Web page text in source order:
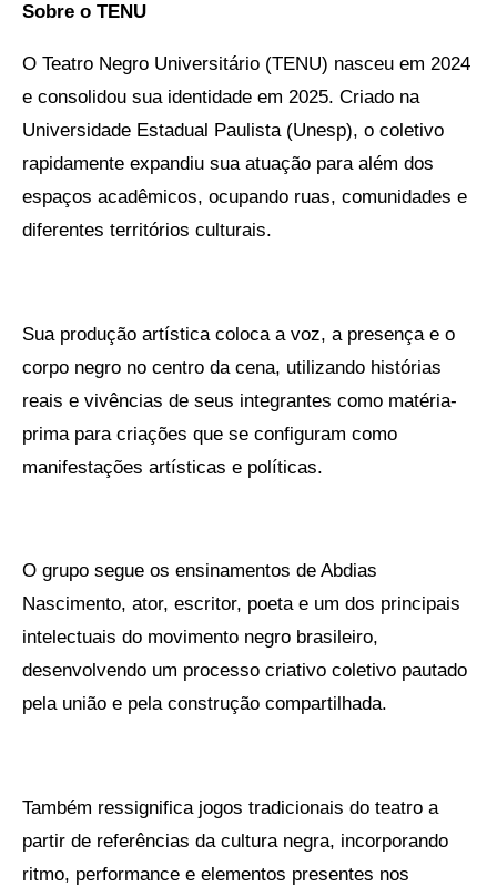
Sobre o TENU
O Teatro Negro Universitário (TENU) nasceu em 2024
e consolidou sua identidade em 2025. Criado na
Universidade Estadual Paulista (Unesp), o coletivo
rapidamente expandiu sua atuação para além dos
espaços acadêmicos, ocupando ruas, comunidades e
diferentes territórios culturais.
Sua produção artística coloca a voz, a presença e o
corpo negro no centro da cena, utilizando histórias
reais e vivências de seus integrantes como matéria-
prima para criações que se configuram como
manifestações artísticas e políticas.
O grupo segue os ensinamentos de Abdias
Nascimento, ator, escritor, poeta e um dos principais
intelectuais do movimento negro brasileiro,
desenvolvendo um processo criativo coletivo pautado
pela união e pela construção compartilhada.
Também ressignifica jogos tradicionais do teatro a
partir de referências da cultura negra, incorporando
ritmo, performance e elementos presentes nos